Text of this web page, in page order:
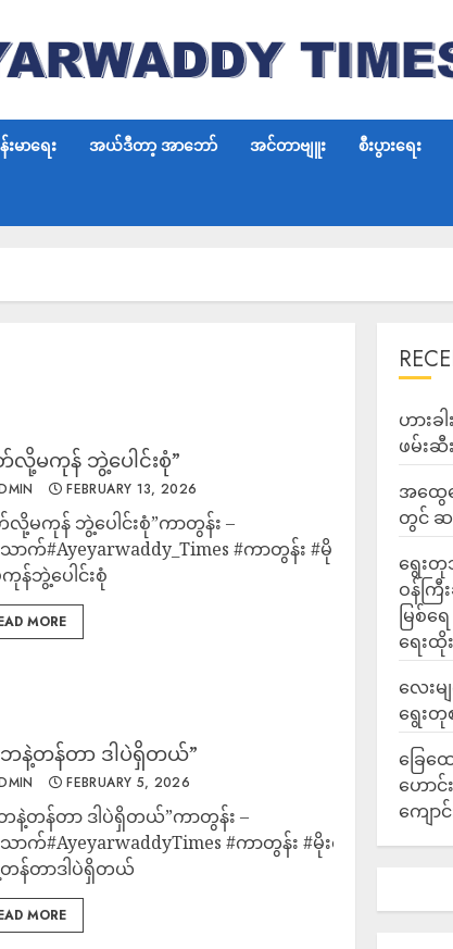
းမာရေး အယ်ဒီတာ့ အာဘော် အင်တာဗျူး စီးပွားရေး
လို့မကုန် ဘွဲ့ပေါင်းစုံ”
FEBRUARY 13, 2026
လို့မကုန် ဘွဲ့ပေါင်းစုံ”ကာတွန်း –
ောက်#Ayeyarwaddy_Times #ကာတွန်း #မိုးသောက် #ရွတ်
န်ဘွဲ့‌ပေါင်းစုံ
MORE
နဲ့တန်တာ ဒါပဲရှိတယ်”
FEBRUARY 5, 2026
နဲ့တန်တာ ဒါပဲရှိတယ်”ကာတွန်း –
ောက်#AyeyarwaddyTimes #ကာတွန်း #မိုးသောက် #အ
န်တာဒါပဲရှိတယ်
MORE
ဟားခ
ဖမ်းဆီ
အထွေထွ
တွင် ဆ
ရွေးတု
ဝန်ကြီ
မြစ်
ရေးထိုး
လေးမ
ရွေး
ခြေ
ဟောင်
ကျော